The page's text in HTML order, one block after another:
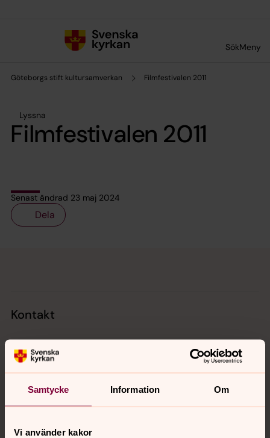
Samtycke Information Om
Vi använder kakor
SökMeny
Göteborgs stift kultursamverkan Filmfestivalen 2011
Lyssna
Filmfestivalen 2011
Senast ändrad 23 maj 2024
Dela
Kontakt
Kalender
Hitta snabbt